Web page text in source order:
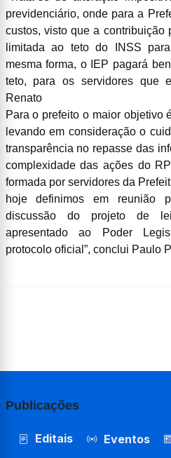
previdenciário, onde para a
custos, visto que a contribuição
limitada ao teto do INSS
mesma forma, o IEP pagará
teto, para os servidores que
Renato
Para o prefeito o maior objetivo
levando em consideração o
transparência no repasse das
complexidade das ações do
formada por servidores da
hoje definimos em reunião
discussão do projeto de
apresentado ao Poder
protocolo oficial”, conclui Paulo
Publicações
Editais Eventos